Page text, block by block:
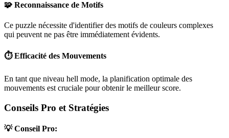
🧩 Reconnaissance de Motifs
Ce puzzle nécessite d'identifier des motifs de couleurs complexes
qui peuvent ne pas être immédiatement évidents.
⏱️ Efficacité des Mouvements
En tant que niveau hell mode, la planification optimale des
mouvements est cruciale pour obtenir le meilleur score.
Conseils Pro et Stratégies
💡 Conseil Pro: